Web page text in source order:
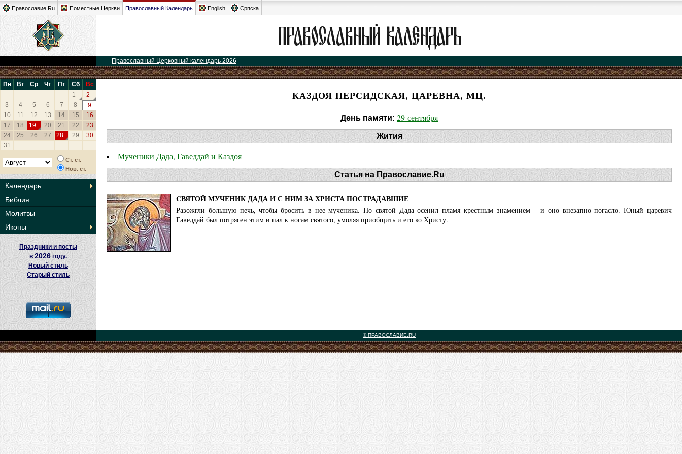
Православие.Ru Поместные Церкви Православный Календарь English Српска
Православный Церковный календарь 2026
Пн Вт Ср Чт Пт Сб
Вс
1
2
3
4 5 6 7 8
9
10
11 12 13 14 15
16
17
18 19 20 21 22
23
24
25 26 27 28 29
30
31
Ст. ст.
Нов. ст.
Календарь
Библия
Молитвы
Иконы
Праздники и посты
в2026 году.
Новый стиль
Старый стиль
КАЗДОЯ ПЕРСИДСКАЯ, ЦАРЕВНА, МЦ.
День памяти: 29 сентября
Жития
Мученики Дада, Гаведдай и Каздоя
Статья на Православие.Ru
CВЯТОЙ МУЧЕНИК ДАДА И С НИМ ЗА ХРИСТА ПОСТРАДАВШИЕ
Разожгли большую печь, чтобы бросить в нее мученика. Но святой Дада осенил пламя крестным знамением – и оно внезапно погасло. Юный царевич
Гаведдай был потрясен этим и пал к ногам святого, умоляя приобщить и его ко Христу.
© ПРАВОСЛАВИЕ.RU